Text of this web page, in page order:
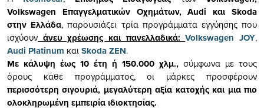
Volkswagen Επαγγελματικών Οχημάτων, Audi και Skoda
στην Ελλάδα, παρουσιάζει τρία προγράμματα εγγύησης που
ισχύουν άνευ χρέωσης και πανελλαδικά:Volkswagen JOY,
Audi Platinum καιSkoda ZEN.
Με κάλυψη έως 10 έτη ή 150.000 χλμ., σύμφωνα με τους
όρους κάθε προγράμματος, οι μάρκες προσφέρουν
περισσότερη σιγουριά, μεγαλύτερη αξία κατοχής και μια πιο
ολοκληρωμένη εμπειρία ιδιοκτησίας.